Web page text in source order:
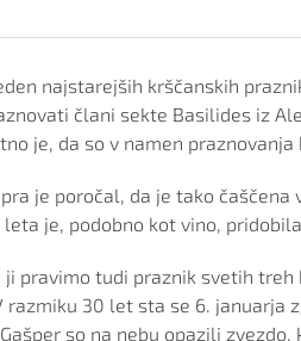
najstarejših krščanskih
člani sekte Basilides iz
je, da so v namen
je poročal, da je tako
je, podobno kot vino,
ji pravimo tudi praznik svetih
razmiku 30 let sta se 6. januarja
so na nebu opazili